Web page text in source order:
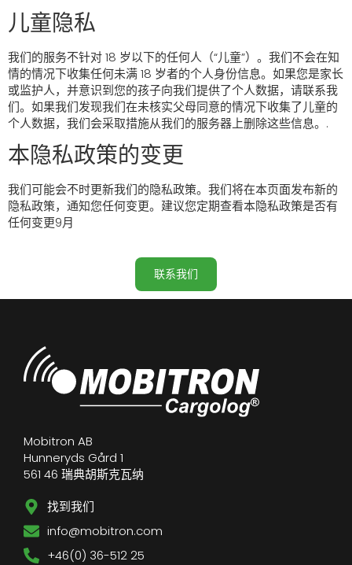
儿童隐私
我们的服务不针对 18 岁以下的任何人（“儿童”）。我们不会在知
情的情况下收集任何未满 18 岁者的个人身份信息。如果您是家长
或监护人，并意识到您的孩子向我们提供了个人数据，请联系我
们。如果我们发现我们在未核实父母同意的情况下收集了儿童的
个人数据，我们会采取措施从我们的服务器上删除这些信息。.
本隐私政策的变更
我们可能会不时更新我们的隐私政策。我们将在本页面发布新的
隐私政策，通知您任何变更。建议您定期查看本隐私政策是否有
任何变更9月
联系我们
Mobitron AB
Hunneryds Gård 1
561 46 瑞典胡斯克瓦纳
找到我们
info@mobitron.com
+46(0) 36-512 25